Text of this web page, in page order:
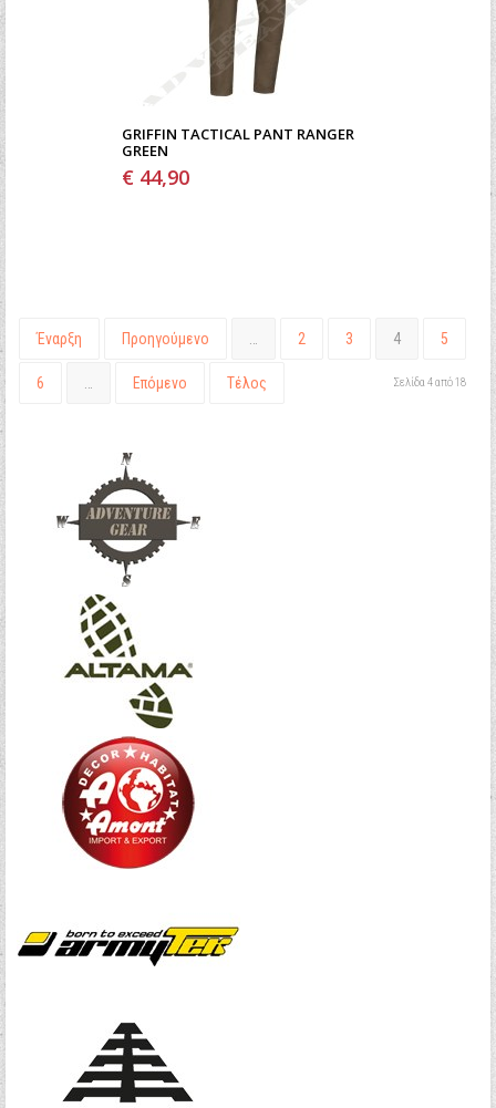
GRIFFIN TACTICAL PANT RANGER
GREEN
€ 44,90
Έναρξη Προηγούμενο 2 3 4 5
6 Επόμενο Τέλος Σελίδα 4 από 18